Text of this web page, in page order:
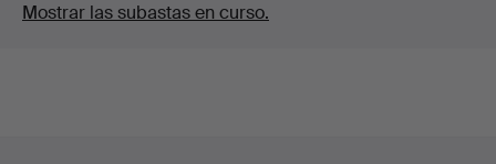
Mostrar las subastas en curso.